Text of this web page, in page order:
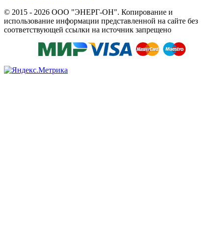
© 2015 - 2026 ООО "ЭНЕРГ-ОН". Копирование и
использование информации представленной на сайте без
соответствующей ссылки на источник запрещено